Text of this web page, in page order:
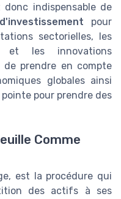
indispensable de
pour
sectorielles, les
et les innovations
de prendre en compte
globales ainsi
pour prendre des
Comme
est la procédure qui
des actifs à ses